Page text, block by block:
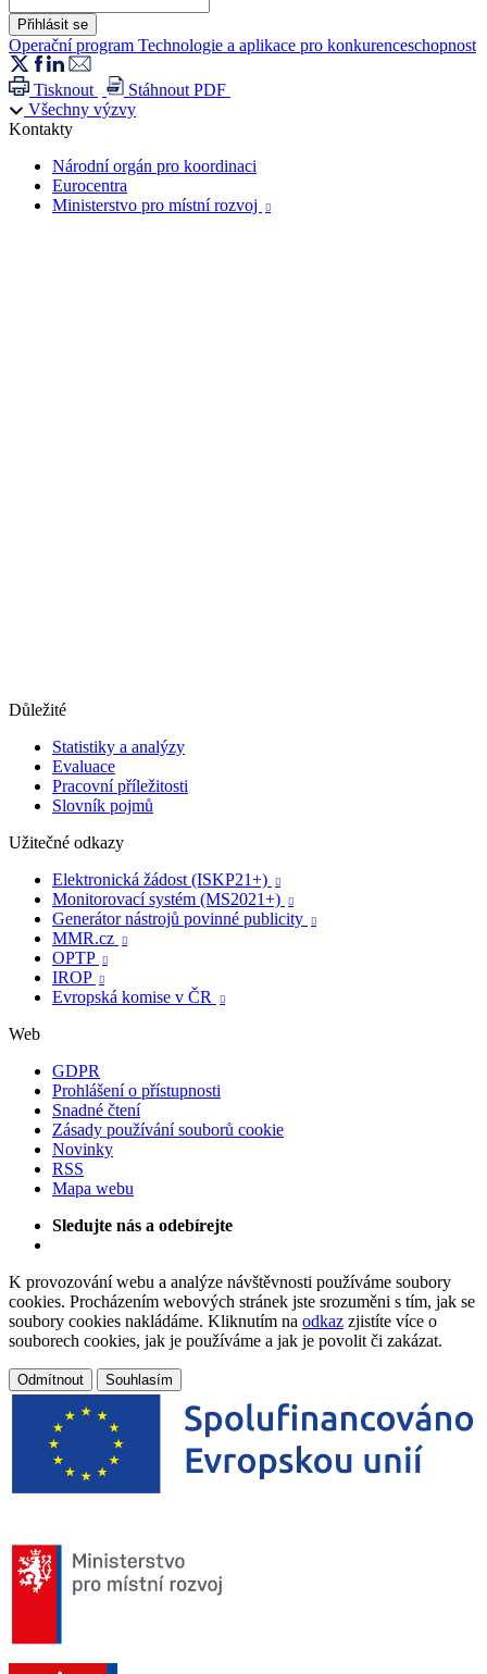
Operační program Technologie a aplikace pro konkurenceschopnost
Tisknout
Stáhnout PDF
Všechny výzvy
Kontakty
Národní orgán pro koordinaci
Eurocentra
Ministerstvo pro místní rozvoj

Důležité
Statistiky a analýzy
Evaluace
Pracovní příležitosti
Slovník pojmů
Užitečné odkazy
Elektronická žádost (ISKP21+)

Monitorovací systém (MS2021+) 
Generátor nástrojů povinné publicity 
MMR.cz 
OPTP 
IROP 
Evropská komise v ČR 
Web
GDPR
Prohlášení o přístupnosti
Snadné čtení
Zásady používání souborů cookie
Novinky
RSS
Mapa webu
Sledujte nás a odebírejte
K provozování webu a analýze návštěvnosti používáme soubory
cookies. Procházením webových stránek jste srozuměni s tím, jak se
soubory cookies nakládáme. Kliknutím na odkaz zjistíte více o
souborech cookies, jak je používáme a jak je povolit či zakázat.
Odmítnout Souhlasím